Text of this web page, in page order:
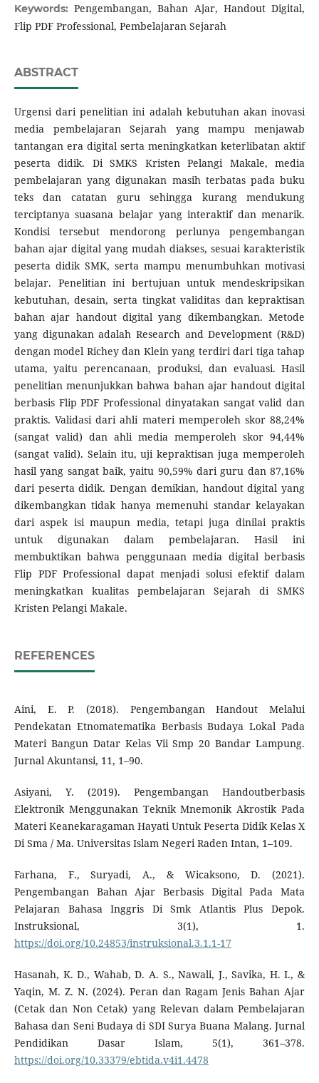
Keywords:Pengembangan, Bahan Ajar, Handout Digital,
Flip PDF Professional, Pembelajaran Sejarah
ABSTRACT
Urgensi dari penelitian ini adalah kebutuhan akan inovasi
media pembelajaran Sejarah yang mampu menjawab
tantangan era digital serta meningkatkan keterlibatan aktif
peserta didik. Di SMKS Kristen Pelangi Makale, media
pembelajaran yang digunakan masih terbatas pada buku
teks dan catatan guru sehingga kurang mendukung
terciptanya suasana belajar yang interaktif dan menarik.
Kondisi tersebut mendorong perlunya pengembangan
bahan ajar digital yang mudah diakses, sesuai karakteristik
peserta didik SMK, serta mampu menumbuhkan motivasi
belajar. Penelitian ini bertujuan untuk mendeskripsikan
kebutuhan, desain, serta tingkat validitas dan kepraktisan
bahan ajar handout digital yang dikembangkan. Metode
yang digunakan adalah Research and Development (R&D)
dengan model Richey dan Klein yang terdiri dari tiga tahap
utama, yaitu perencanaan, produksi, dan evaluasi. Hasil
penelitian menunjukkan bahwa bahan ajar handout digital
berbasis Flip PDF Professional dinyatakan sangat valid dan
praktis. Validasi dari ahli materi memperoleh skor 88,24%
(sangat valid) dan ahli media memperoleh skor 94,44%
(sangat valid). Selain itu, uji kepraktisan juga memperoleh
hasil yang sangat baik, yaitu 90,59% dari guru dan 87,16%
dari peserta didik. Dengan demikian, handout digital yang
dikembangkan tidak hanya memenuhi standar kelayakan
dari aspek isi maupun media, tetapi juga dinilai praktis
untuk digunakan dalam pembelajaran. Hasil ini
membuktikan bahwa penggunaan media digital berbasis
Flip PDF Professional dapat menjadi solusi efektif dalam
meningkatkan kualitas pembelajaran Sejarah di SMKS
Kristen Pelangi Makale.
REFERENCES
Aini, E. P. (2018). Pengembangan Handout Melalui
Pendekatan Etnomatematika Berbasis Budaya Lokal Pada
Materi Bangun Datar Kelas Vii Smp 20 Bandar Lampung.
Jurnal Akuntansi, 11, 1–90.
Asiyani, Y. (2019). Pengembangan Handoutberbasis
Elektronik Menggunakan Teknik Mnemonik Akrostik Pada
Materi Keanekaragaman Hayati Untuk Peserta Didik Kelas X
Di Sma / Ma. Universitas Islam Negeri Raden Intan, 1–109.
Farhana, F., Suryadi, A., & Wicaksono, D. (2021).
Pengembangan Bahan Ajar Berbasis Digital Pada Mata
Pelajaran Bahasa Inggris Di Smk Atlantis Plus Depok.
Instruksional, 3(1), 1.
https://doi.org/10.24853/instruksional.3.1.1-17
Hasanah, K. D., Wahab, D. A. S., Nawali, J., Savika, H. I., &
Yaqin, M. Z. N. (2024). Peran dan Ragam Jenis Bahan Ajar
(Cetak dan Non Cetak) yang Relevan dalam Pembelajaran
Bahasa dan Seni Budaya di SDI Surya Buana Malang. Jurnal
Pendidikan Dasar Islam, 5(1), 361–378.
https://doi.org/10.33379/ebtida.v4i1.4478